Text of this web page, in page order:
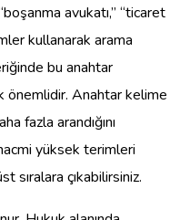
avukatı,” “ticaret
kullanarak arama
bu anahtar
Anahtar kelime
fazla arandığını
yüksek terimleri
sıralara çıkabilirsiniz.